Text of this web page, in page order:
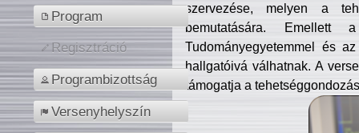
Program
Regisztráció
Programbizottság
Versenyhelyszín
szervezése, melyen a
bemutatására. Emellett
Tudományegyetemmel és
hallgatóivá válhatnak. A
támogatja a